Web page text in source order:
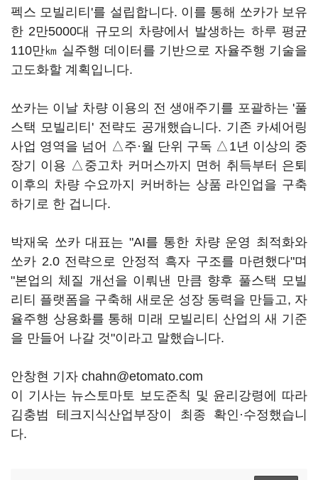
펙스 모빌리티'를 설립합니다. 이를 통해 쏘카가 보유
한 2만5000대 규모의 차량에서 발생하는 하루 평균
110만㎞ 실주행 데이터를 기반으로 자율주행 기술을
고도화할 계획입니다.
쏘카는 이날 차량 이용의 전 생애주기를 포괄하는 '풀
스택 모빌리티' 전략도 공개했습니다. 기존 카셰어링
사업 영역을 넘어 △주·월 단위 구독 △1년 이상의 중
장기 이용 △중고차 커머스까지 면허 취득부터 은퇴
이후의 차량 수요까지 커버하는 상품 라인업을 구축
하기로 한 겁니다.
박재욱 쏘카 대표는 "AI를 통한 차량 운영 최적화와
쏘카 2.0 전략으로 안정적 흑자 구조를 마련했다"며
"본업의 체질 개선을 이뤄낸 만큼 향후 풀스택 모빌
리티 플랫폼을 구축해 새로운 성장 동력을 만들고, 자
율주행 상용화를 통해 미래 모빌리티 산업의 새 기준
을 만들어 나갈 것"이라고 말했습니다.
안창현 기자 chahn@etomato.com
이 기사는 뉴스토마토 보도준칙 및 윤리강령에 따라
김충범 테크지식산업부장이 최종 확인·수정했습니
다.